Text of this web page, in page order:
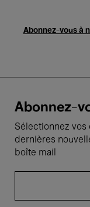
Abonnez-vous à
Abonnez-
Sélectionnez
dernières
boîte mail